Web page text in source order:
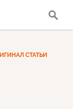
СТАТЬИ